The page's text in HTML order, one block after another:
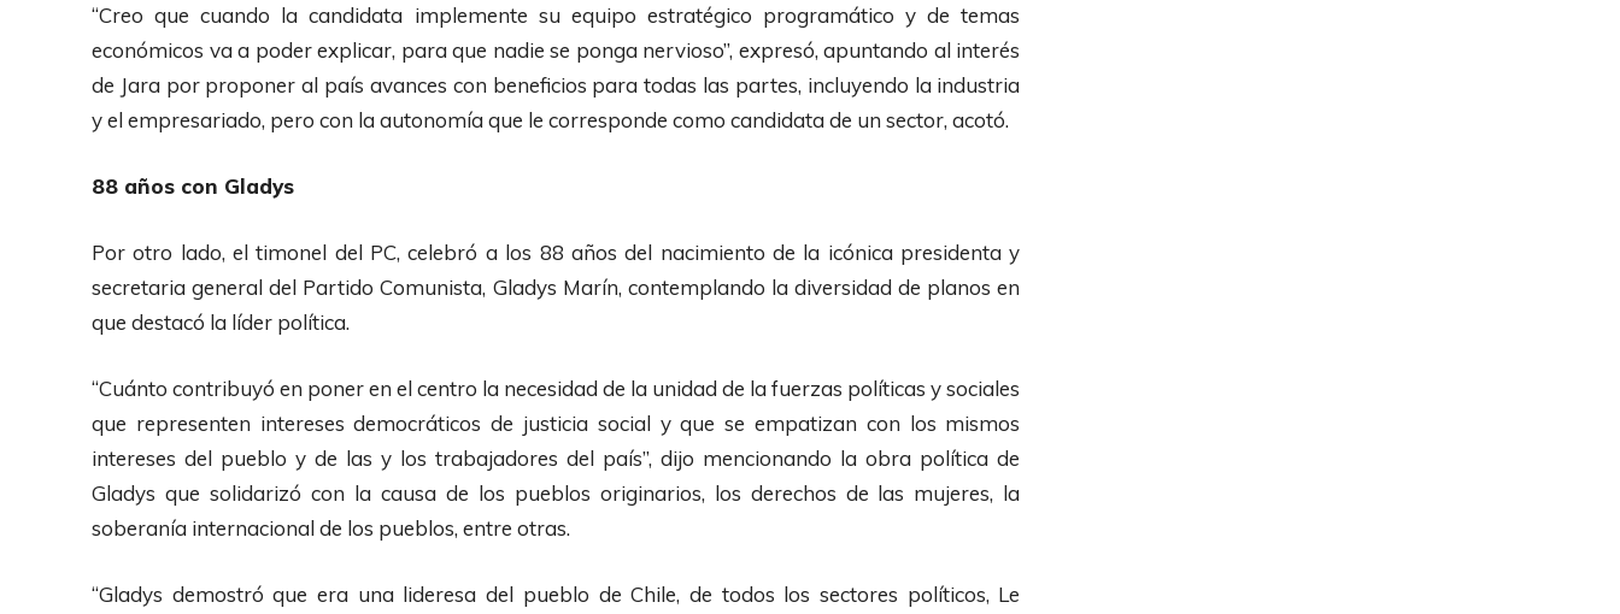
“Creo que cuando la candidata implemente su equipo estratégico programático y de temas
económicos va a poder explicar, para que nadie se ponga nervioso”, expresó, apuntando al interés
de Jara por proponer al país avances con beneficios para todas las partes, incluyendo la industria
y el empresariado, pero con la autonomía que le corresponde como candidata de un sector, acotó.
88 años con Gladys
Por otro lado, el timonel del PC, celebró a los 88 años del nacimiento de la icónica presidenta y
secretaria general del Partido Comunista, Gladys Marín, contemplando la diversidad de planos en
que destacó la líder política.
“Cuánto contribuyó en poner en el centro la necesidad de la unidad de la fuerzas políticas y sociales
que representen intereses democráticos de justicia social y que se empatizan con los mismos
intereses del pueblo y de las y los trabajadores del país”, dijo mencionando la obra política de
Gladys que solidarizó con la causa de los pueblos originarios, los derechos de las mujeres, la
soberanía internacional de los pueblos, entre otras.
“Gladys demostró que era una lideresa del pueblo de Chile, de todos los sectores políticos, Le